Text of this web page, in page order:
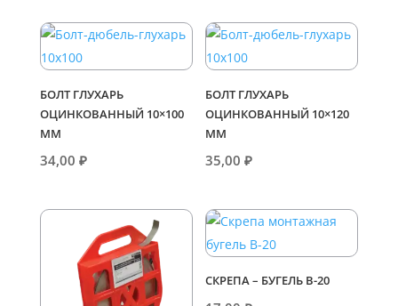
БОЛТ ГЛУХАРЬ
ОЦИНКОВАННЫЙ 10×100
ММ
34,00 ₽
БОЛТ ГЛУХАРЬ
ОЦИНКОВАННЫЙ 10×120
ММ
35,00₽
СКРЕПА – БУГЕЛЬ В-20